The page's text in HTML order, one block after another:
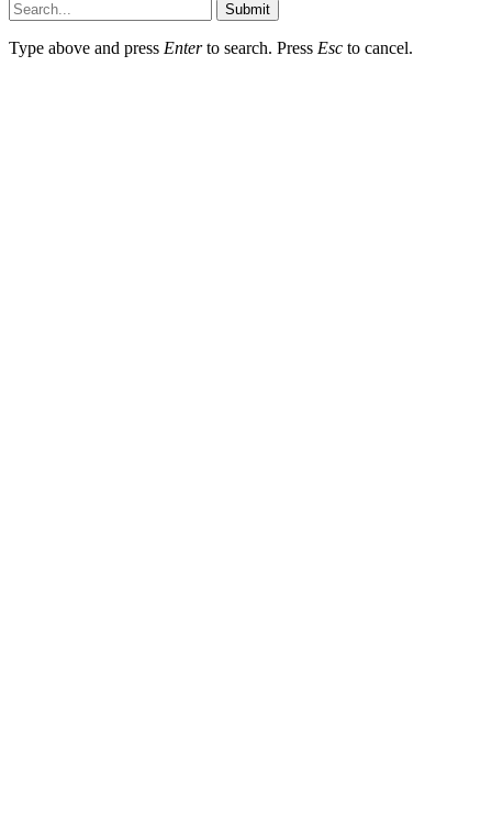
Submit
Type above and press Enterto search. Press Esc to cancel.